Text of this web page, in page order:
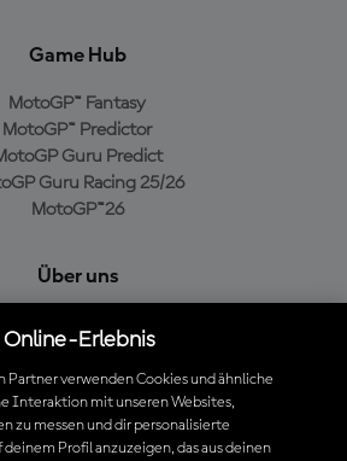
Game Hub
MotoGP™ Fantasy
MotoGP™ Predictor
Guru Predict
Guru Racing 25/26
MotoGP™26
Über uns
Cookie-Richtlinien
Kaufrichtlinie
Erlebnis
Partner verwenden Cookies und ähnliche
Interaktion mit unseren Websites,
zu messen und dir personalisierte
deinem Profil anzuzeigen, das aus deinen